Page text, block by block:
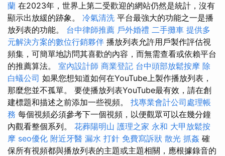
蘭 在2023年，世界上第二受歡迎的網站仍然是統計，沒有
顯示出放緩的跡象。 冷氣清洗 平台最強大的功能之一是播
放列表的功能。 台中律師推薦 戶外婚禮 二手攤車 提供多
元解決方案的數位行銷夥伴 播放列表允許用戶製作評估視
頻集，可簡單地訪問其喜歡的內容，而無需查看或依賴平台
的推薦算法。 室內設計師 商業登記 台中頭部放鬆按摩 除
白蟻公司 如果您想知道如何在YouTube上製作播放列表，
那麼您並不孤單。 要使播放列表YouTube最有效，請在創
建標題和描述之前添加一些視頻。 找專業會計公司處理帳
務 每個視頻必須參考下一個視頻，以便觀眾可以在幾分鐘
內觀看整個系列。 花葬陽明山 護理之家 永和 大甲放鬆按
摩 seo優化 附近牙醫 漏水 打針 免費寫訴狀 散光 抓姦 確
保所有視頻都與播放列表的主題或主題相關，應根據錄音的